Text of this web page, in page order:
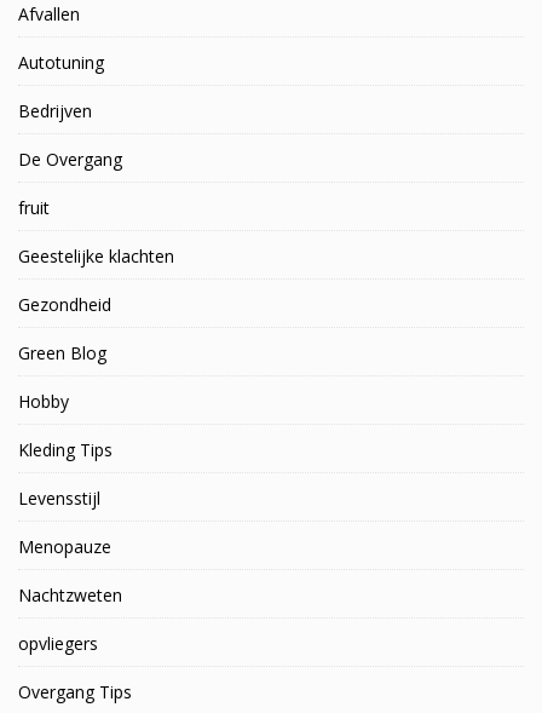
Afvallen
Autotuning
Bedrijven
De Overgang
fruit
Geestelijke klachten
Gezondheid
Green Blog
Hobby
Kleding Tips
Levensstijl
Menopauze
Nachtzweten
opvliegers
Overgang Tips